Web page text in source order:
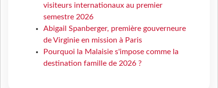
visiteurs internationaux au premier
semestre 2026
Abigail Spanberger, première gouverneure
de Virginie en mission à Paris
Pourquoi la Malaisie s'impose comme la
destination famille de 2026 ?